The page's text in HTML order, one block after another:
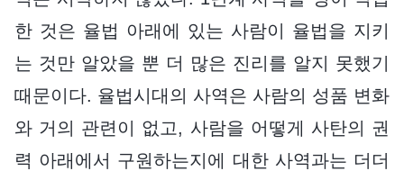
한 것은 율법 아래에 있는 사람이 율법을 지키
는 것만 알았을 뿐 더 많은 진리를 알지 못했기
때문이다. 율법시대의 사역은 사람의 성품 변화
와 거의 관련이 없고, 사람을 어떻게 사탄의 권
력 아래에서 구원하는지에 대한 사역과는 더더